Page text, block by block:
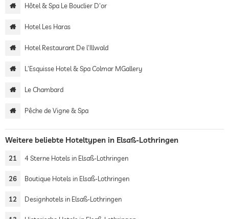
Hôtel & Spa Le Bouclier D'or
Hotel Les Haras
Hotel Restaurant De l'Illwald
L'Esquisse Hotel & Spa Colmar MGallery
Le Chambard
Pêche de Vigne & Spa
Weitere beliebte Hoteltypen in Elsaß-Lothringen
21 4 Sterne Hotels in Elsaß-Lothringen
26 Boutique Hotels in Elsaß-Lothringen
12 Designhotels in Elsaß-Lothringen